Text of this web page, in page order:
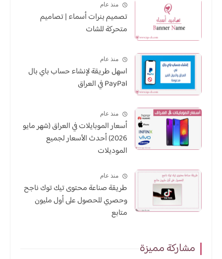
منذ عام
تصميم بنرات أسماء | تصاميم
متحركة للشات
منذ عام
اسهل طريقة لإنشاء حساب باي بال
PayPal في العراق
منذ عام
أسعار الموبايلات في العراق (شهر مايو
2026) أحدث الأسعار لجميع
الموديلات
منذ عام
طريقة صناعة محتوى تيك توك ناجح
وحصري للحصول على أول مليون
متابع
مشاركة مميزة